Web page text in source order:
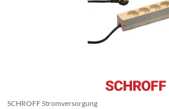
SCHROFF Stromversorgung